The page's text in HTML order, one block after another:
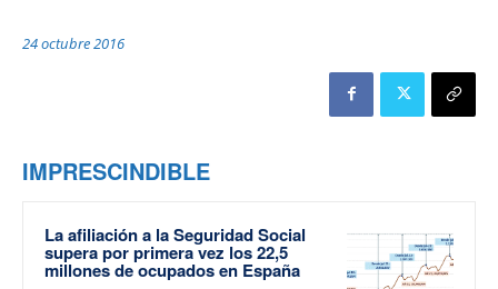
24 octubre 2016
IMPRESCINDIBLE
La afiliación a la Seguridad Social
supera por primera vez los 22,5
millones de ocupados en España